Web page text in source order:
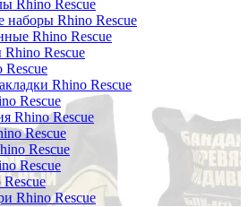
Rhino Rescue
наборы Rhino Rescue
Rhino Rescue
Rescue
Rescue
Rhino Rescue
Rescue
Rhino Rescue
Rescue
Rescue
Rescue
Rhino Rescue